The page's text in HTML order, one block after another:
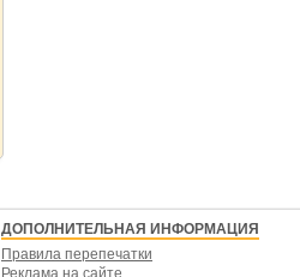
ДОПОЛНИТЕЛЬНАЯ ИНФОРМАЦИЯ
Правила перепечатки
Реклама на сайте